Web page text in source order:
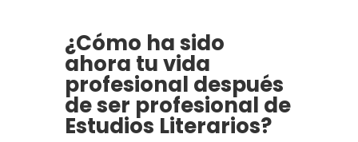
¿Cómo ha sido
ahora tu vida
profesional después
de ser profesional de
Estudios Literarios?